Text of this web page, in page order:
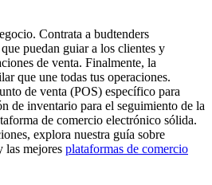
Contrata a budtenders
puedan guiar a los clientes y
de venta. Finalmente, la
que une todas tus operaciones.
de venta (POS) específico para
de inventario para el seguimiento de la
de comercio electrónico sólida.
explora nuestra guía sobre
las mejores plataformas de comercio